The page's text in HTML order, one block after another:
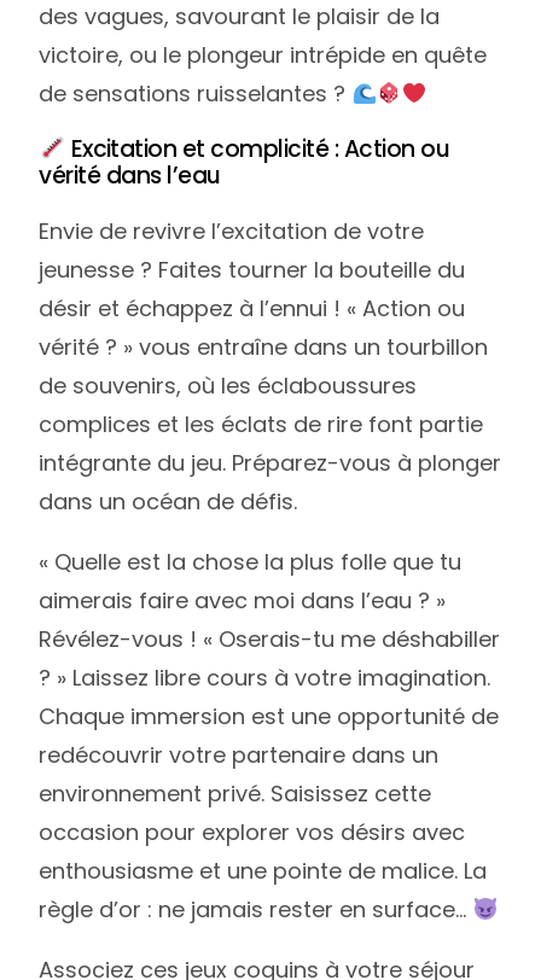
des vagues, savourant le plaisir de la
victoire, ou le plongeur intrépide en quête
de sensations ruisselantes ?
Excitation et complicité : Action ou
vérité dans l’eau
Envie de revivre l’excitation de votre
jeunesse ? Faites tourner la bouteille du
désir et échappez à l’ennui ! « Action ou
vérité ? » vous entraîne dans un tourbillon
de souvenirs, où les éclaboussures
complices et les éclats de rire font partie
intégrante du jeu. Préparez-vous à plonger
dans un océan de défis.
« Quelle est la chose la plus folle que tu
aimerais faire avec moi dans l’eau ? »
Révélez-vous ! « Oserais-tu me déshabiller
? » Laissez libre cours à votre imagination.
Chaque immersion est une opportunité de
redécouvrir votre partenaire dans un
environnement privé. Saisissez cette
occasion pour explorer vos désirs avec
enthousiasme et une pointe de malice. La
règle d’or : ne jamais rester en surface…
Associez ces jeux coquins à votre séjour